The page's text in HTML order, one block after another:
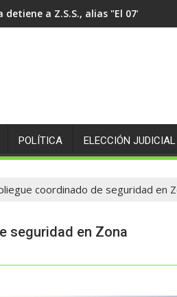
detiene a Z.S.S., alias "El 07"
POLÍTICA ELECCIÓN
coordinado de seguridad en
seguridad en Zona